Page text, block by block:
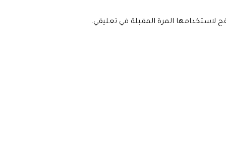
لاستخدامها المرة المقبلة في تعليقي.